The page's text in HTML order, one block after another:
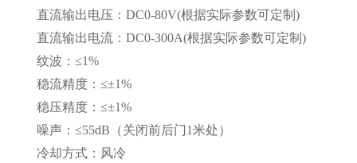
直流输出电压：DC0-80V(根据实际参数可定制)
直流输出电流：DC0-300A(根据实际参数可定制)
纹波：≤1%
稳流精度：≤±1%
稳压精度：≤±1%
噪声：≤55dB（关闭前后门1米处）
冷却方式：风冷